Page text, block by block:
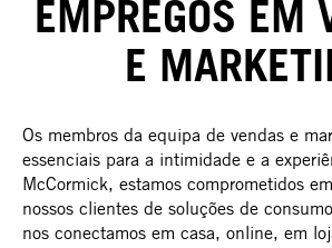
EMPREGOS EM
E
Os membros da equipa de vendas e
essenciais para a intimidade e a
McCormick, estamos comprometidos
nossos clientes de soluções de
nos conectamos em casa, online, em